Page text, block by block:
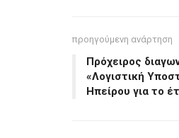
προηγούμενη ανάρτηση
Πρόχειρος
«Λογιστική
Ηπείρου για το